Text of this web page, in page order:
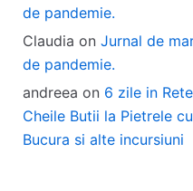
de pandemie.
Claudia on Jurnal de
de pandemie.
andreea on 6 zile in
Cheile Butii la Pietrele
Bucura si alte incursiuni